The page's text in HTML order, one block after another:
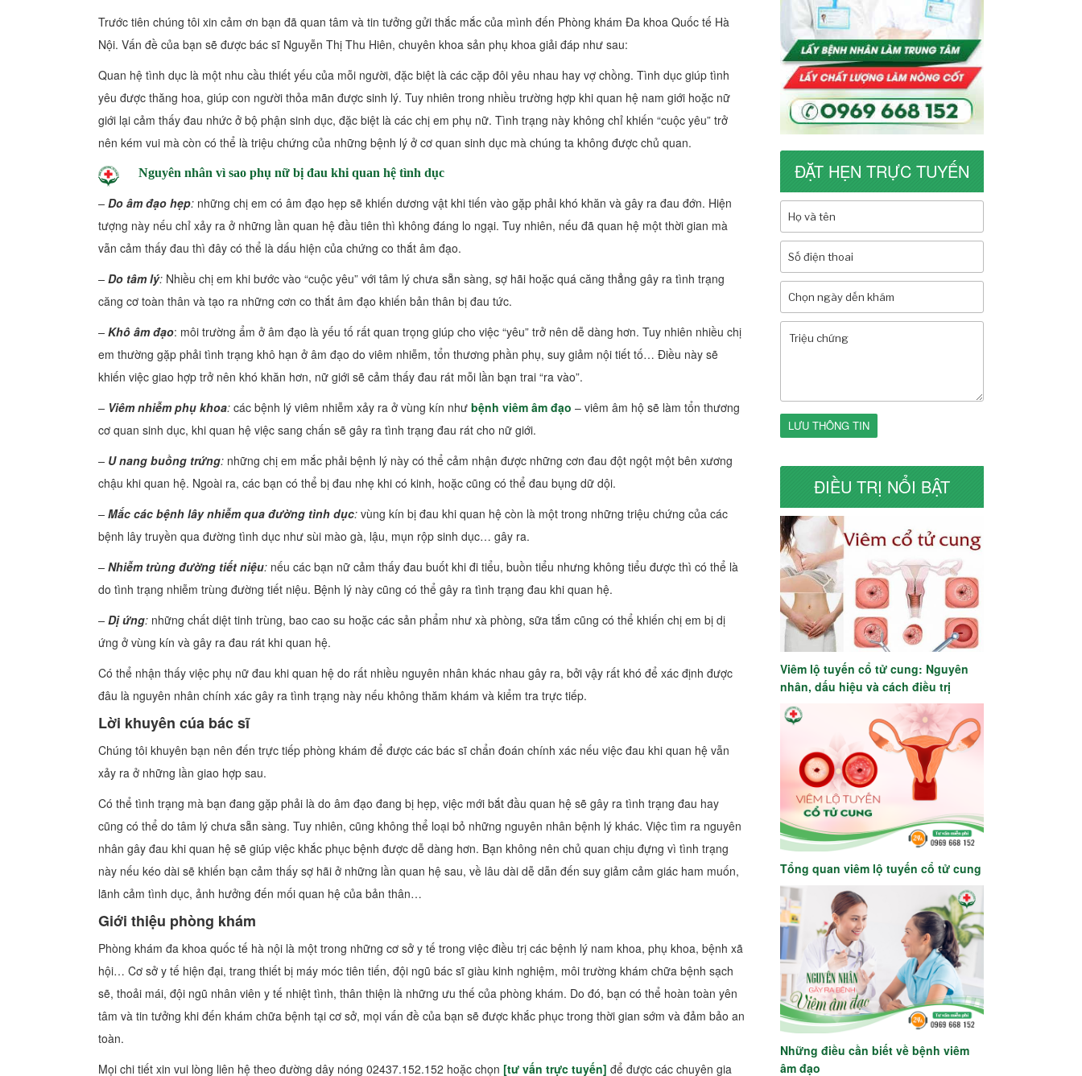
Trước tiên chúng tôi xin cảm ơn bạn đã quan tâm và tin tưởng gửi thắc mắc của mình đến Phòng khám Đa khoa Quốc tế Hà
Nội. Vấn đề của bạn sẽ được bác sĩ Nguyễn Thị Thu Hiên, chuyên khoa sản phụ khoa giải đáp như sau:
Quan hệ tình dục là một nhu cầu thiết yếu của mỗi người, đặc biệt là các cặp đôi yêu nhau hay vợ chồng. Tình dục giúp tình
yêu được thăng hoa, giúp con người thỏa mãn được sinh lý. Tuy nhiên trong nhiều trường hợp khi quan hệ nam giới hoặc nữ
giới lại cảm thấy đau nhức ở bộ phận sinh dục, đặc biệt là các chị em phụ nữ. Tình trạng này không chỉ khiến “cuộc yêu” trở
nên kém vui mà còn có thể là triệu chứng của những bệnh lý ở cơ quan sinh dục mà chúng ta không được chủ quan.
Nguyên nhân vì sao phụ nữ bị đau khi quan hệ tình dục
– Do âm đạo hẹp: những chị em có âm đạo hẹp sẽ khiến dương vật khi tiến vào gặp phải khó khăn và gây ra đau đớn. Hiện
tượng này nếu chỉ xảy ra ở những lần quan hệ đầu tiên thì không đáng lo ngại. Tuy nhiên, nếu đã quan hệ một thời gian mà
vẫn cảm thấy đau thì đây có thể là dấu hiện của chứng co thắt âm đạo.
– Do tâm lý: Nhiều chị em khi bước vào “cuộc yêu” với tâm lý chưa sẵn sàng, sợ hãi hoặc quá căng thẳng gây ra tình trạng
căng cơ toàn thân và tạo ra những cơn co thắt âm đạo khiến bản thân bị đau tức.
– Khô âm đạo: môi trường ẩm ở âm đạo là yếu tố rất quan trọng giúp cho việc “yêu” trở nên dễ dàng hơn. Tuy nhiên nhiều chị
em thường gặp phải tình trạng khô hạn ở âm đạo do viêm nhiễm, tổn thương phần phụ, suy giảm nội tiết tố… Điều này sẽ
khiến việc giao hợp trở nên khó khăn hơn, nữ giới sẽ cảm thấy đau rát mỗi lần bạn trai “ra vào”.
– Viêm nhiễm phụ khoa: các bệnh lý viêm nhiễm xảy ra ở vùng kín như bệnh viêm âm đạo – viêm âm hộ sẽ làm tổn thương
cơ quan sinh dục, khi quan hệ việc sang chấn sẽ gây ra tình trạng đau rát cho nữ giới.
– U nang buồng trứng: những chị em mắc phải bệnh lý này có thể cảm nhận được những cơn đau đột ngột một bên xương
chậu khi quan hệ. Ngoài ra, các bạn có thể bị đau nhẹ khi có kinh, hoặc cũng có thể đau bụng dữ dội.
– Mắc các bệnh lây nhiễm qua đường tình dục: vùng kín bị đau khi quan hệ còn là một trong những triệu chứng của các
bệnh lây truyền qua đường tình dục như sùi mào gà, lậu, mụn rộp sinh dục… gây ra.
– Nhiễm trùng đường tiết niệu: nếu các bạn nữ cảm thấy đau buốt khi đi tiểu, buồn tiểu nhưng không tiểu được thì có thể là
do tình trạng nhiễm trùng đường tiết niệu. Bệnh lý này cũng có thể gây ra tình trạng đau khi quan hệ.
– Dị ứng: những chất diệt tinh trùng, bao cao su hoặc các sản phẩm như xà phòng, sữa tắm cũng có thể khiến chị em bị dị
ứng ở vùng kín và gây ra đau rát khi quan hệ.
Có thể nhận thấy việc phụ nữ đau khi quan hệ do rất nhiều nguyên nhân khác nhau gây ra, bởi vậy rất khó để xác định được
đâu là nguyên nhân chính xác gây ra tình trạng này nếu không thăm khám và kiểm tra trực tiếp.
Lời khuyên cúa bác sĩ
Chúng tôi khuyên bạn nên đến trực tiếp phòng khám để được các bác sĩ chẩn đoán chính xác nếu việc đau khi quan hệ vẫn
xảy ra ở những lần giao hợp sau.
Có thể tình trạng mà bạn đang gặp phải là do âm đạo đang bị hẹp, việc mới bắt đầu quan hệ sẽ gây ra tình trạng đau hay
cũng có thể do tâm lý chưa sẵn sàng. Tuy nhiên, cũng không thể loại bỏ những nguyên nhân bệnh lý khác. Việc tìm ra nguyên
nhân gây đau khi quan hệ sẽ giúp việc khắc phục bệnh được dễ dàng hơn. Bạn không nên chủ quan chịu đựng vì tình trạng
này nếu kéo dài sẽ khiến bạn cảm thấy sợ hãi ở những lần quan hệ sau, về lâu dài dễ dẫn đến suy giảm cảm giác ham muốn,
lãnh cảm tình dục, ảnh hưởng đến mối quan hệ của bản thân…
Giới thiệu phòng khám
Phòng khám đa khoa quốc tế hà nội là một trong những cơ sở y tế trong việc điều trị các bệnh lý nam khoa, phụ khoa, bệnh xã
hội… Cơ sở y tế hiện đại, trang thiết bị máy móc tiên tiến, đội ngũ bác sĩ giàu kinh nghiệm, môi trường khám chữa bệnh sạch
sẽ, thoải mái, đội ngũ nhân viên y tế nhiệt tình, thân thiện là những ưu thế của phòng khám. Do đó, bạn có thể hoàn toàn yên
tâm và tin tưởng khi đến khám chữa bệnh tại cơ sở, mọi vấn đề của bạn sẽ được khắc phục trong thời gian sớm và đảm bảo an
toàn.
Mọi chi tiết xin vui lòng liên hệ theo đường dây nóng 02437.152.152 hoặc chọn [tư vấn trực tuyến] để được các chuyên gia
ĐẶT HẸN TRỰC TUYẾN
LƯU THÔNG TIN
ĐIỀU TRỊ NỔI BẬT
Viêm lộ tuyến cổ tử cung: Nguyên
nhân, dấu hiệu và cách điều trị
Tổng quan viêm lộ tuyến cổ tử cung
Những điều cần biết về bệnh viêm
âm đạo